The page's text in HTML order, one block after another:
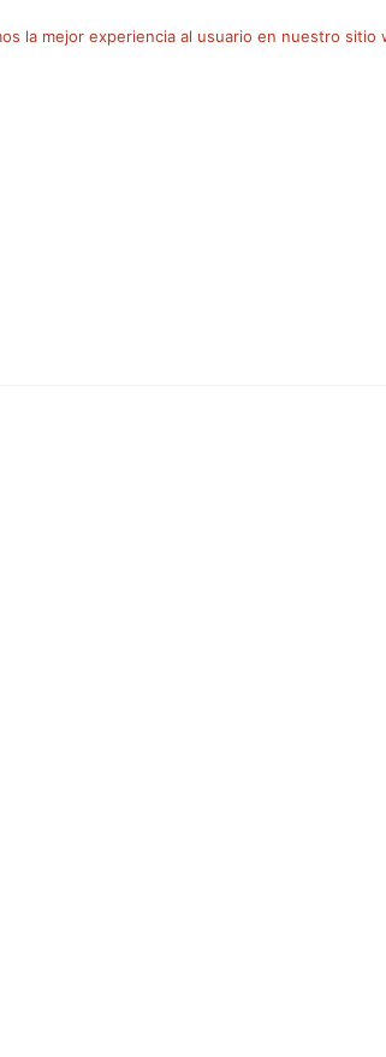
la mejor experiencia al usuario en nuestro